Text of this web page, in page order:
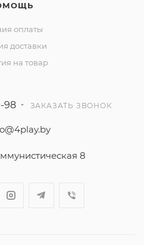
оплаты
доставки
на товар
98 ЗАКАЗАТЬ ЗВОНОК
8